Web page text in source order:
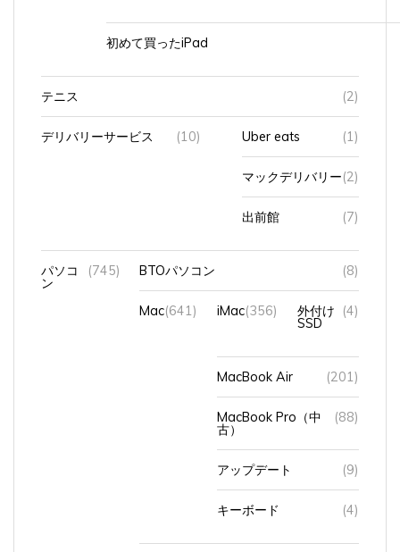
初めて買ったiPad
テニス (2)
デリバリーサービス (10) Uber eats (1)
マックデリバリー(2)
出前館 (7)
パソコ
ン
(745) BTOパソコン (8)
Mac(641) iMac(356) 外付け
SSD
(4)
MacBook Air (201)
MacBook Pro（中
古）
(88)
アップデート (9)
キーボード (4)